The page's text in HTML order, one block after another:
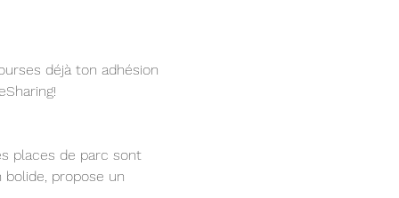
déjà ton adhésion
places de parc sont
propose un